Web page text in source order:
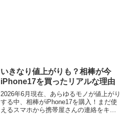
いきなり値上がりも？相棒が今
iPhone17を買ったリアルな理由
2026年6月現在、あらゆるモノが値上がり
する中、相棒がiPhone17を購入！まだ使
えるスマホから携帯屋さんの連絡をキッ